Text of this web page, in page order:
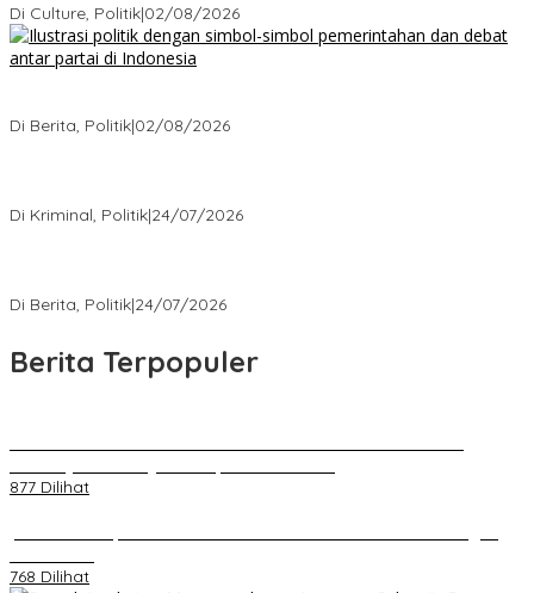
Di Culture, Politik|02/08/2026
Di Berita, Politik|02/08/2026
Di Kriminal, Politik|24/07/2026
Di Berita, Politik|24/07/2026
Berita Terpopuler
877 Dilihat
768 Dilihat